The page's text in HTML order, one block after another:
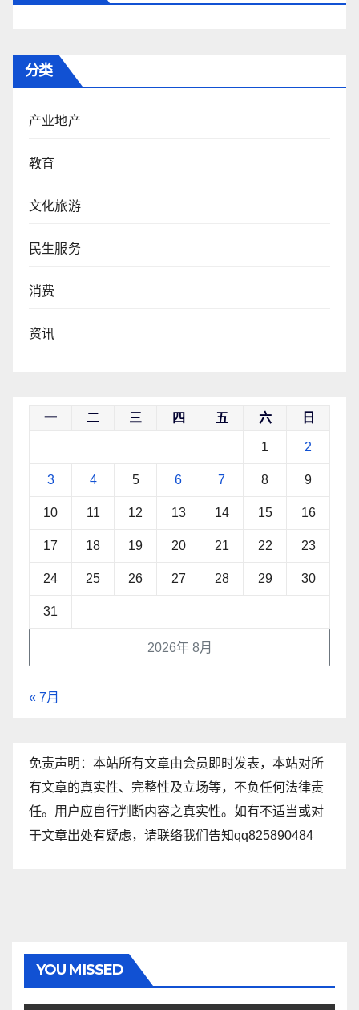
分类
产业地产
教育
文化旅游
民生服务
消费
资讯
2026年 8月
一 二 三 四 五 六 日
1 2
3 4 5 6 7 8 9
10 11 12 13 14 15 16
17 18 19 20 21 22 23
24 25 26 27 28 29 30
31
« 7月
免责声明：本站所有文章由会员即时发表，本站对所
有文章的真实性、完整性及立场等，不负任何法律责
任。用户应自行判断内容之真实性。如有不适当或对
于文章出处有疑虑，请联络我们告知qq825890484
YOU MISSED